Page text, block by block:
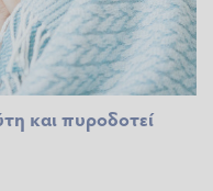
και πυροδοτεί